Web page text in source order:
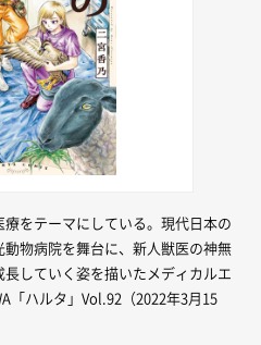
をテーマにしている。現代日本の
物病院を舞台に、新人獣医の神無
していく姿を描いたメディカルエ
「ハルタ」Vol.92（2022年3月15